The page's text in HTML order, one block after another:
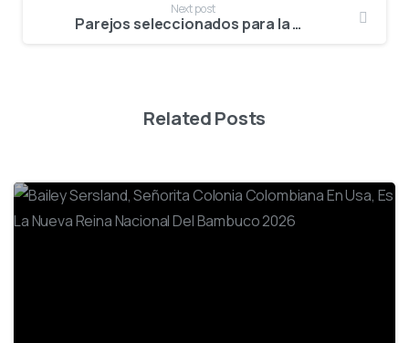
Next post
Parejos seleccionados para la edición 61° del Festival del Bambuco en San Juan y San Pedro
Related Posts